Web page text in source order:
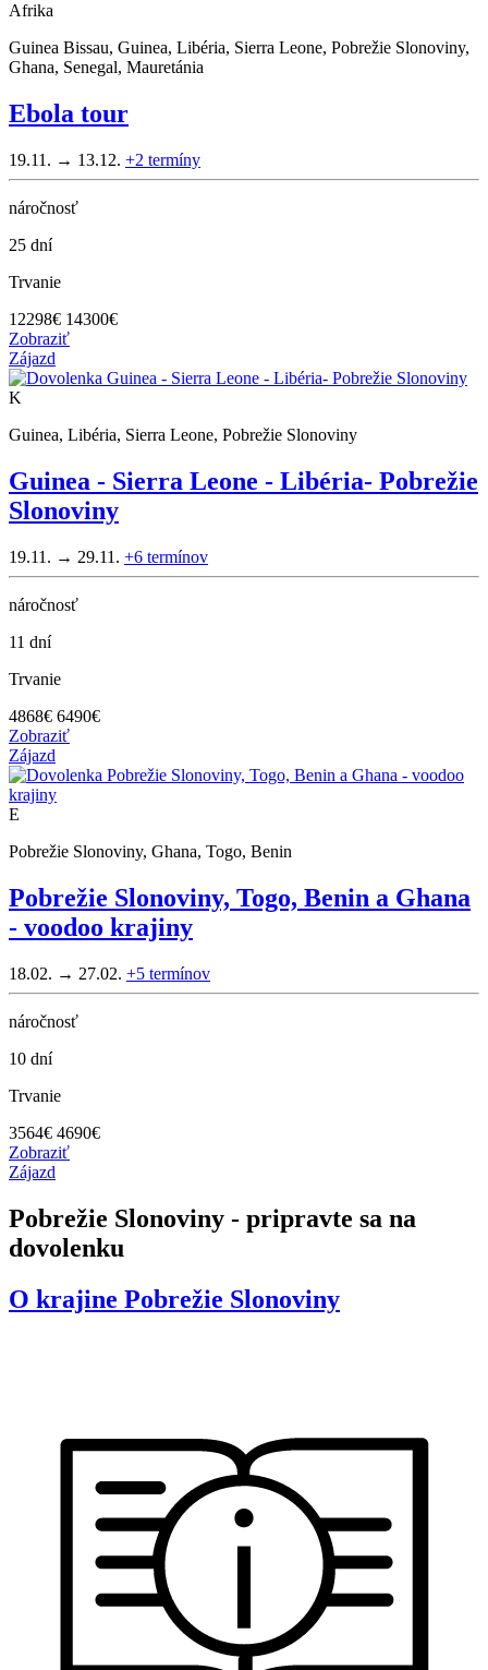
Afrika
Guinea Bissau, Guinea, Libéria, Sierra Leone, Pobrežie Slonoviny,
Ghana, Senegal, Mauretánia
Ebola tour
19.11. → 13.12. +2 termíny
náročnosť
25 dní
Trvanie
12298€ 14300€
Zobraziť
Zájazd
K
Guinea, Libéria, Sierra Leone, Pobrežie Slonoviny
Guinea - Sierra Leone - Libéria- Pobrežie
Slonoviny
19.11. → 29.11. +6 termínov
náročnosť
11 dní
Trvanie
4868€ 6490€
Zobraziť
Zájazd
E
Pobrežie Slonoviny, Ghana, Togo, Benin
Pobrežie Slonoviny, Togo, Benin a Ghana
- voodoo krajiny
18.02. → 27.02. +5 termínov
náročnosť
10 dní
Trvanie
3564€ 4690€
Zobraziť
Zájazd
Pobrežie Slonoviny - pripravte sa na
dovolenku
O krajine Pobrežie Slonoviny